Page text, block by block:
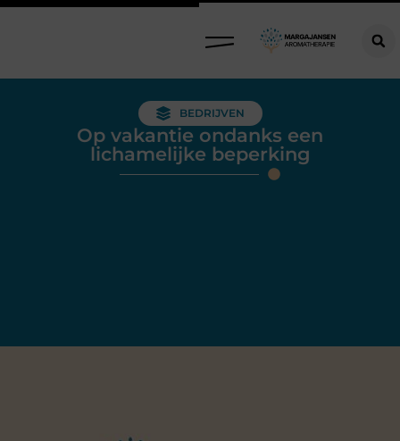
BEDRIJVEN
Op vakantie ondanks een
lichamelijke beperking